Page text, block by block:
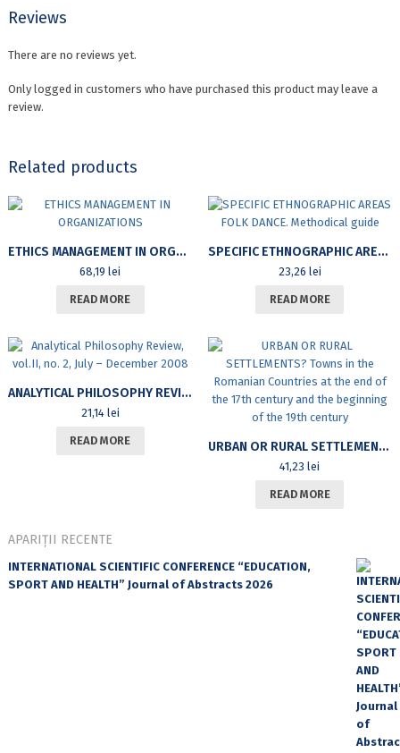
DIDACTIC
quantity
Reviews
There are no reviews yet.
Only logged in customers who have purchased this product may leave a
review.
Related products
ETHICS MANAGEMENT IN ORGANIZATIONS
68,19lei
READ MORE
SPECIFIC ETHNOGRAPHIC AREAS FOLK DANCE. METHODICAL GUIDE
23,26 lei
READ MORE
ANALYTICAL PHILOSOPHY REVIEW, VOL.II, NO. 2, JULY – DECEMBER 2008
21,14 lei
READ MORE URBAN OR RURAL SETTLEMENTS? TOWNS IN THE ROMANIAN COUNTRIES AT THE END OF THE 17TH CENTURY AND THE BEGINNING OF THE 19TH CENTURY
41,23lei
READ MORE
APARIȚII RECENTE
INTERNATIONAL SCIENTIFIC CONFERENCE “EDUCATION,
SPORT AND HEALTH” Journal of Abstracts 2026